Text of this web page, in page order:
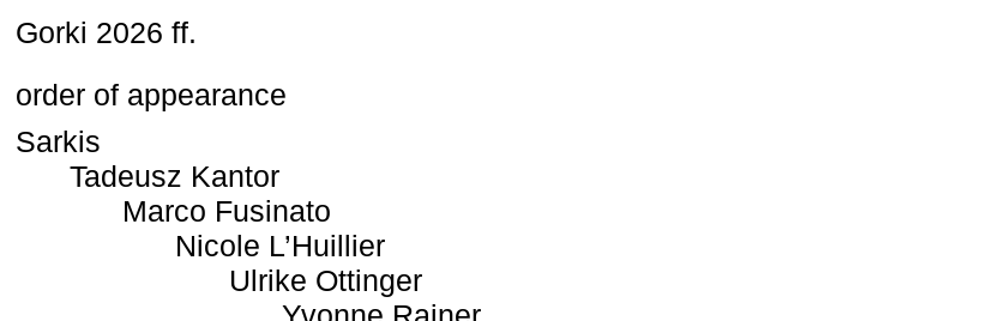
Gorki 2026 ff.
order of appearance
Sarkis
Tadeusz Kantor
Marco Fusinato
Nicole L’Huillier
Ulrike Ottinger